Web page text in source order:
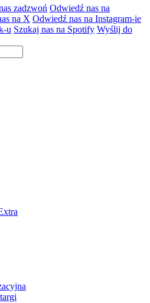
zadzwoń Odwiedź nas na
na X Odwiedź nas na Instagram-ie
u Szukaj nas na Spotify Wyślij do